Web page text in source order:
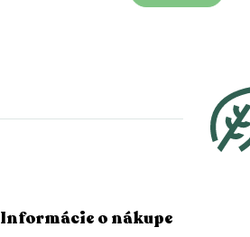
Informácie o nákupe